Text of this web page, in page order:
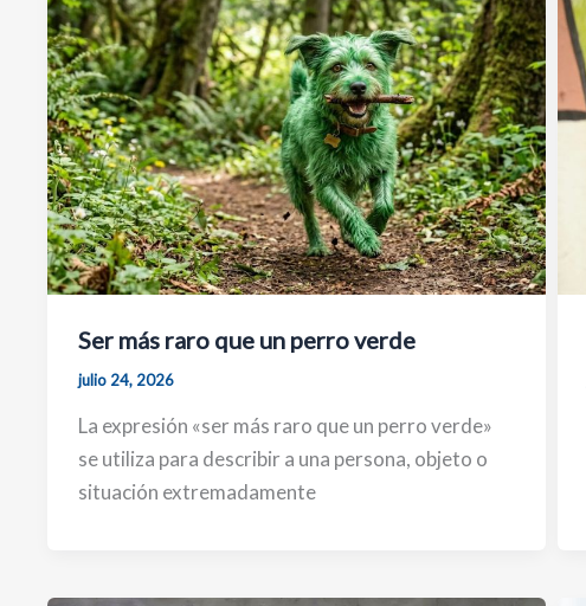
Ser más raro que un perro verde
julio 24, 2026
La expresión «ser más raro que un perro verde»
se utiliza para describir a una persona, objeto o
situación extremadamente